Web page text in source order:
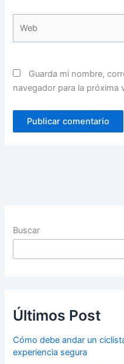
Guarda mi nombre,
navegador para la próxima
Buscar
Últimos Post
Cómo debe andar un
experiencia segura